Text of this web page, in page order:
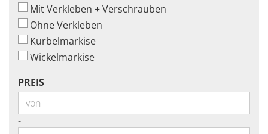
Mit Verkleben + Verschrauben
Ohne Verkleben
Kurbelmarkise
Wickelmarkise
PREIS
PREIS
Preis bis
-